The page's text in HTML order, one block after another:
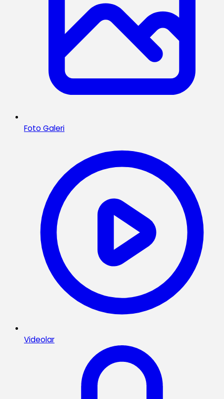
Foto Galeri
Videolar